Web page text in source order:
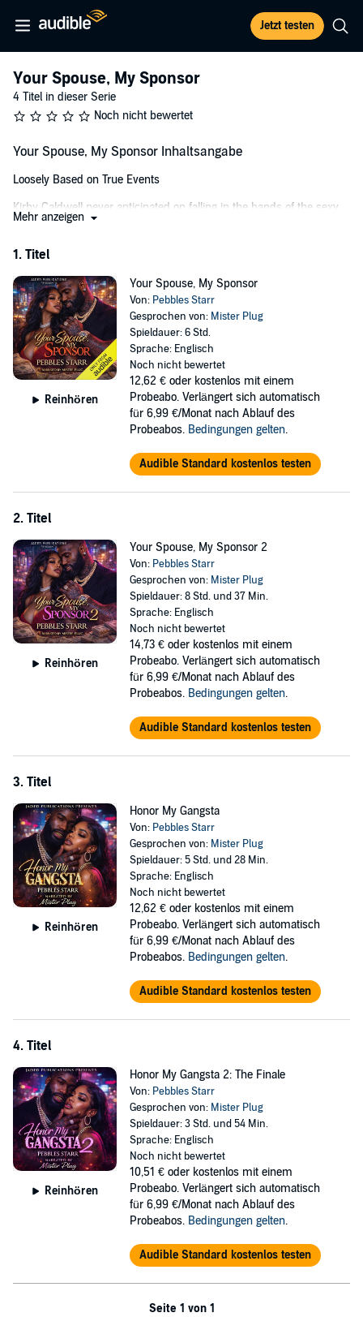
Jetzt testen
Your Spouse, My Sponsor
4 Titel in dieser Serie
Noch nicht bewertet
Your Spouse, My Sponsor Inhaltsangabe
Loosely Based on True Events
Kirby Caldwell never anticipated on falling in the hands of the sexy,
rich and, authoritative Castle Black. Nineteen years her senior, the
her. Nothing will stop him from courting Kirby - not even his wife or
his new love interest. When skeletons begin tumbling out of the
closet and buried secrets are revealed, who will triumph and who
will end up brokenhearted in the end?
©2015 Jade Jones (P)2016 Jade Jones
Mehr anzeigen
1. Titel
Reinhören
Your Spouse, My Sponsor
Von: Pebbles Starr
Gesprochen von: Mister Plug
Spieldauer: 6 Std.
Sprache: Englisch
Noch nicht bewertet
12,62 € oder kostenlos mit einem
Probeabo. Verlängert sich automatisch
für 6,99 €/Monat nach Ablauf des
Probeabos. Bedingungen gelten.
Audible Standard kostenlos testen
2. Titel
Reinhören
Your Spouse, My Sponsor 2
Von: Pebbles Starr
Gesprochen von: Mister Plug
Spieldauer: 8 Std. und 37 Min.
Sprache: Englisch
Noch nicht bewertet
14,73 € oder kostenlos mit einem
Probeabo. Verlängert sich automatisch
für 6,99 €/Monat nach Ablauf des
Probeabos. Bedingungen gelten.
Audible Standard kostenlos testen
3. Titel
Reinhören
Honor My Gangsta
Von: Pebbles Starr
Gesprochen von: Mister Plug
Spieldauer: 5 Std. und 28 Min.
Sprache: Englisch
Noch nicht bewertet
12,62 € oder kostenlos mit einem
Probeabo. Verlängert sich automatisch
für 6,99 €/Monat nach Ablauf des
Probeabos. Bedingungen gelten.
Audible Standard kostenlos testen
4. Titel
Reinhören
Honor My Gangsta 2: The Finale
Von: Pebbles Starr
Gesprochen von: Mister Plug
Spieldauer: 3 Std. und 54 Min.
Sprache: Englisch
Noch nicht bewertet
10,51 € oder kostenlos mit einem
Probeabo. Verlängert sich automatisch
für 6,99 €/Monat nach Ablauf des
Probeabos. Bedingungen gelten.
Audible Standard kostenlos testen
Seite 1 von 1